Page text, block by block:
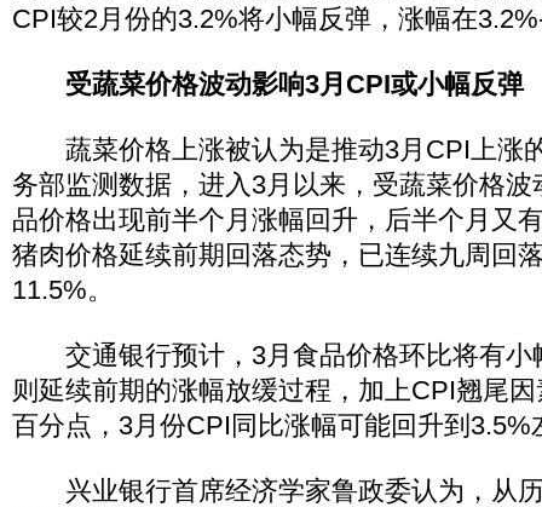
CPI较2月份的3.2%将小幅反弹，涨幅在
受蔬菜价格波动影响3月CPI或小幅反弹
蔬菜价格上涨被认为是推动3月CPI上涨
务部监测数据，进入3月以来，受蔬菜价格
品价格出现前半个月涨幅回升，后半个月又
猪肉价格延续前期回落态势，已连续九周回
11.5%。
交通银行预计，3月食品价格环比将有小
则延续前期的涨幅放缓过程，加上CPI翘尾
百分点，3月份CPI同比涨幅可能回升到3.5%
兴业银行首席经济学家鲁政委认为，从